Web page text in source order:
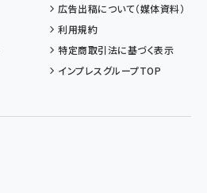
広告出稿について（媒体資料）
利用規約
特定商取引法に基づく表示
インプレスグループTOP